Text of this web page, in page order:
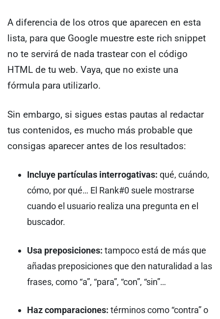
A diferencia de los otros que aparecen en esta
lista, para que Google muestre este rich snippet
no te servirá de nada trastear con el código
HTML de tu web. Vaya, que no existe una
fórmula para utilizarlo.
Sin embargo, si sigues estas pautas al redactar
tus contenidos, es mucho más probable que
consigas aparecer antes de los resultados:
Incluye partículas interrogativas: qué, cuándo,
cómo, por qué… El Rank#0 suele mostrarse
cuando el usuario realiza una pregunta en el
buscador.
Usa preposiciones: tampoco está de más que
añadas preposiciones que den naturalidad a las
frases, como “a”, “para”, “con”, “sin”…
Haz comparaciones: términos como “contra” o